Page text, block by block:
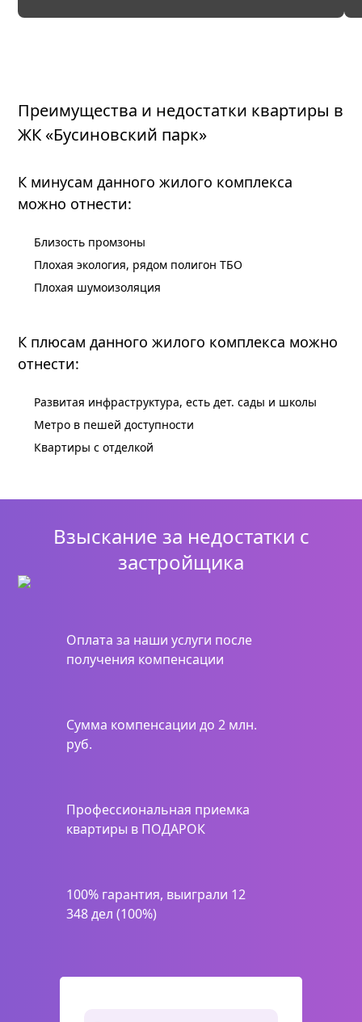
Преимущества и недостатки квартиры в
ЖК «Бусиновский парк»
К минусам данного жилого комплекса
можно отнести:
Близость промзоны
Плохая экология, рядом полигон ТБО
Плохая шумоизоляция
К плюсам данного жилого комплекса можно
отнести:
Развитая инфраструктура, есть дет. сады и школы
Метро в пешей доступности
Квартиры с отделкой
Взыскание за недостатки с
застройщика
Оплата за наши услуги после
получения компенсации
Сумма компенсации до 2 млн.
руб.
Профессиональная приемка
квартиры в ПОДАРОК
100% гарантия, выиграли 12
348 дел (100%)